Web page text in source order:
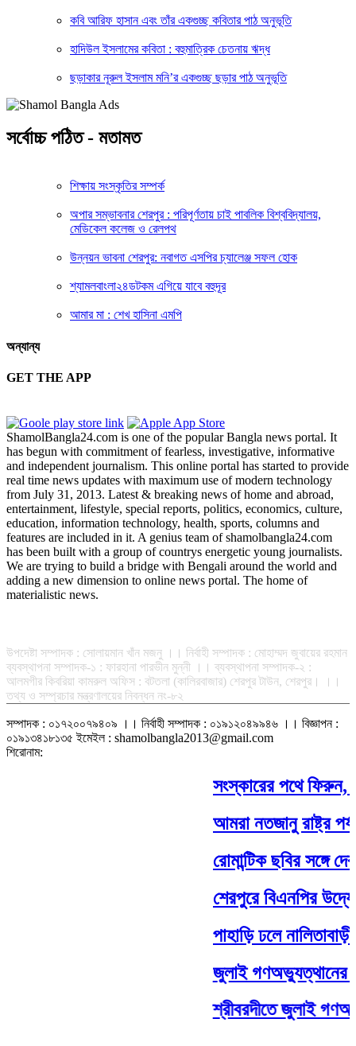
কবি আরিফ হাসান এবং তাঁর একগুচ্ছ কবিতার পাঠ অনুভূতি
হাদিউল ইসলামের কবিতা : বহুমাত্রিক চেতনায় ঋদ্ধ
ছড়াকার নূরুল ইসলাম মনি’র একগুচ্ছ ছড়ার পাঠ অনুভূতি
সর্বোচ্চ পঠিত - মতামত
শিক্ষায় সংস্কৃতির সম্পর্ক
অপার সম্ভাবনার শেরপুর : পরিপূর্ণতায় চাই পাবলিক বিশ্ববিদ্যালয়,
মেডিকেল কলেজ ও রেলপথ
উন্নয়ন ভাবনা শেরপুর: নবাগত এসপির চ্যালেঞ্জ সফল হোক
শ্যামলবাংলা২৪ডটকম এগিয়ে যাবে বহুদূর
আমার মা : শেখ হাসিনা এমপি
অন্যান্য
GET THE APP
ShamolBangla24.com is one of the popular Bangla news portal. It
has begun with commitment of fearless, investigative, informative
and independent journalism. This online portal has started to provide
real time news updates with maximum use of modern technology
from July 31, 2013. Latest & breaking news of home and abroad,
entertainment, lifestyle, special reports, politics, economics, culture,
education, information technology, health, sports, columns and
features are included in it. A genius team of shamolbangla24.com
has been built with a group of countrys energetic young journalists.
We are trying to build a bridge with Bengali around the world and
adding a new dimension to online news portal. The home of
materialistic news.
উপদেষ্টা সম্পাদক : সোলায়মান খাঁন মজনু ।। নির্বাহী সম্পাদক : মোহাম্মদ জুবায়ের রহমান
ব্যবস্থাপনা সম্পাদক-১ : ফারহানা পারভীন মুন্নী ।। ব্যবস্থাপনা সম্পাদক-২ :
আলমগীর কিবরিয়া কামরুল অফিস : বটতলা (কালিরবাজার) শেরপুর টাউন, শেরপুর। ।।
তথ্য ও সম্প্রচার মন্ত্রণালয়ের নিবন্ধন নং-৮২
সম্পাদক : ০১৭২০০৭৯৪০৯ ।। নির্বাহী সম্পাদক : ০১৯১২০৪৯৯৪৬ ।। বিজ্ঞাপন :
০১৯১৩৪১৮১৩৫ ইমেইল : shamolbangla2013@gmail.com
শিরোনাম:
সংস্কারের পথে ফিরুন,
আমরা নতজানু রাষ্ট্র
রোমান্টিক ছবির সঙ্গে
শেরপুরে বিএনপির
পাহাড়ি ঢলে
জুলাই গণঅভ্যুত্থানের
শ্রীবরদীতে জুলাই